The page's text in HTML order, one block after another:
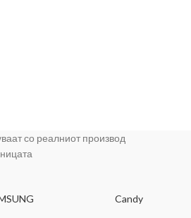
со реалниот производ
Candy